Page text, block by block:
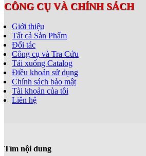
CÔNG CỤ VÀ CHÍNH SÁCH
Giới thiệu
Tất cả Sản Phẩm
Đối tác
Công cụ và Tra Cứu
Tải xuống Catalog
Điều khoản sử dụng
Chính sách bảo mật
Tài khoản của tôi
Liên hệ
Tìm nội dung